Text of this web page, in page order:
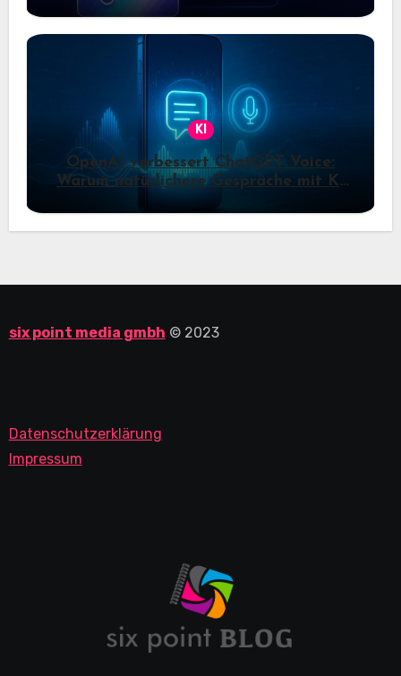
KI
OpenAI verbessert ChatGPT Voice:
Warum natürlichere Gespräche mit KI
jetzt wichtiger werden
six point media gmbh © 2023
Datenschutzerklärung
Impressum